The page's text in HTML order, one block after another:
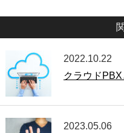
2022.10.22
クラウド
2023.05.06